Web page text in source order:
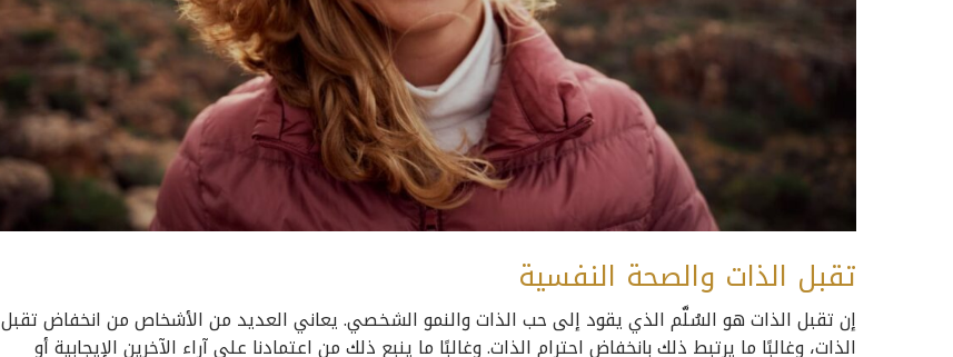
تقبل الذات والصحة النفسية
إن تقبل الذات هو السُلَّم الذي يقود إلى حب الذات والنمو الشخصي. يعاني العديد من الأشخاص من انخفاض تقبل
الذات، وغالبًا ما يرتبط ذلك بانخفاض احترام الذات. وغالبًا ما ينبع ذلك من اعتمادنا على آراء الآخرين الإيجابية أو